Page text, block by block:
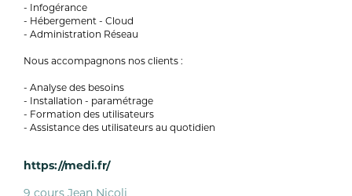
- Infogérance
- Hébergement - Cloud
- Administration Réseau
Nous accompagnons nos clients :
- Analyse des besoins
- Installation - paramétrage
- Formation des utilisateurs
- Assistance des utilisateurs au quotidien
https://medi.fr/
9 cours Jean Nicoli